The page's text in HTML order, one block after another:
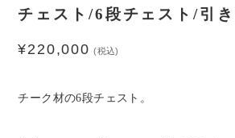
チェスト/6段チェスト/引
¥220,000 (税込)
チーク材の6段チェスト。